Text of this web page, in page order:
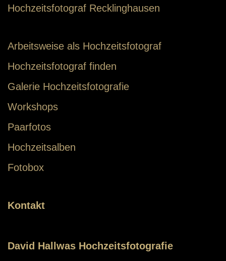
Hochzeitsfotograf Recklinghausen
Arbeitsweise als Hochzeitsfotograf
Hochzeitsfotograf finden
Galerie Hochzeitsfotografie
Workshops
Paarfotos
Hochzeitsalben
Fotobox
Kontakt
David Hallwas Hochzeitsfotografie